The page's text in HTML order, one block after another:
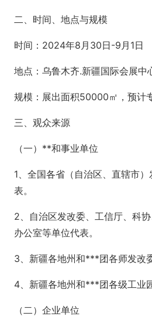
二、时间、地点与规模
时间：2024年8月30日-9月1日
地点：乌鲁木齐.新疆国际会展中
规模：展出面积50000㎡，预计
三、观众来源
（一）**和事业单位
1、全国各省（自治区、直辖市
表。
2、自治区发改委、工信厅、科
办公室等单位代表。
3、新疆各地州和***团各师发改
4、新疆各地州和***团各级工业
（二）企业单位